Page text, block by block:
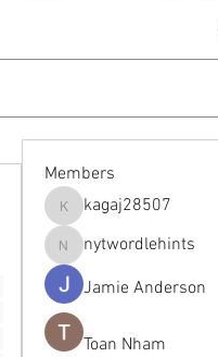
Members
kagaj28507
kagaj28507
nytwordlehints
nytwordlehints
Jamie Anderson
Toan Nham